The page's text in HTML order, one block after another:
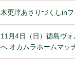
木更津あさりづくしin
11月4日（日）徳島ヴ
へ オカムラホームマッ